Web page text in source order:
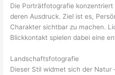
Die Porträtfotografie
deren Ausdruck. Ziel ist es,
Charakter sichtbar zu machen.
Blickkontakt spielen dabei eine
Landschaftsfotografie
Dieser Stil widmet sich der Natur